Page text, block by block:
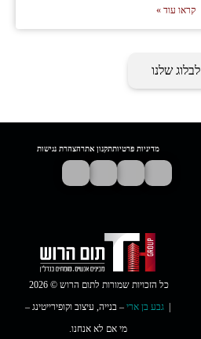
קראו עוד »
לבלוג שלנו
מדיניות פרטיותתקנון אתרהצהרת נגישות
כל הזכויות שמורות לתום הרוש © 2026
גבע בן ארי– בנייה, עיצוב וקופירייטינג –
מי אם לא אנחנו.